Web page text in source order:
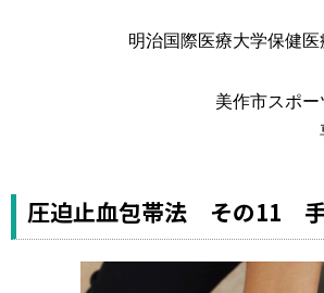
お問い
明治国際医療大学保健
美作市スポ
圧迫止血包帯法 その11